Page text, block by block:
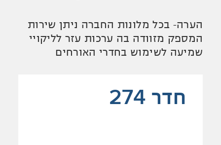
הערה- בכל מלונות החברה ניתן שירות
המספק מזוודה בה ערכות עזר לליקויי
שמיעה לשימוש בחדרי האורחים
חדר 274